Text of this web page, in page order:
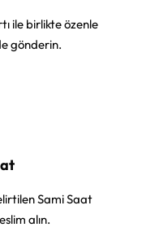
ile birlikte özenle
gönderin.
Sami Saat
alın.